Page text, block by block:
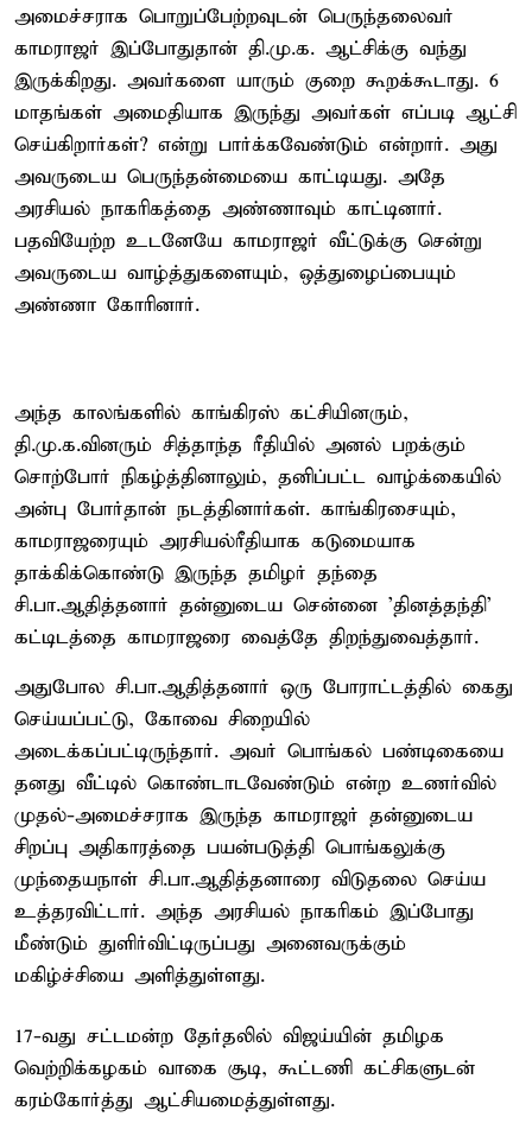
அமைச்சராக பொறுப்பேற்றவுடன் பெருந்தலைவர்
காமராஜர் இப்போதுதான் தி.மு.க. ஆட்சிக்கு வந்து
இருக்கிறது. அவர்களை யாரும் குறை கூறக்கூடாது. 6
மாதங்கள் அமைதியாக இருந்து அவர்கள் எப்படி ஆட்சி
செய்கிறார்கள்? என்று பார்க்கவேண்டும் என்றார். அது
அவருடைய பெருந்தன்மையை காட்டியது. அதே
அரசியல் நாகரிகத்தை அண்ணாவும் காட்டினார்.
பதவியேற்ற உடனேயே காமராஜர் வீட்டுக்கு சென்று
அவருடைய வாழ்த்துகளையும், ஒத்துழைப்பையும்
அண்ணா கோரினார்.
அந்த காலங்களில் காங்கிரஸ் கட்சியினரும்,
தி.மு.க.வினரும் சித்தாந்த ரீதியில் அனல் பறக்கும்
சொற்போர் நிகழ்த்தினாலும், தனிப்பட்ட வாழ்க்கையில்
அன்பு போர்தான் நடத்தினார்கள். காங்கிரசையும்,
காமராஜரையும் அரசியல்ரீதியாக கடுமையாக
தாக்கிக்கொண்டு இருந்த தமிழர் தந்தை
சி.பா.ஆதித்தனார் தன்னுடைய சென்னை 'தினத்தந்தி'
கட்டிடத்தை காமராஜரை வைத்தே திறந்துவைத்தார்.
அதுபோல சி.பா.ஆதித்தனார் ஒரு போராட்டத்தில் கைது
செய்யப்பட்டு, கோவை சிறையில்
அடைக்கப்பட்டிருந்தார். அவர் பொங்கல் பண்டிகையை
தனது வீட்டில் கொண்டாடவேண்டும் என்ற உணர்வில்
முதல்-அமைச்சராக இருந்த காமராஜர் தன்னுடைய
சிறப்பு அதிகாரத்தை பயன்படுத்தி பொங்கலுக்கு
முந்தையநாள் சி.பா.ஆதித்தனாரை விடுதலை செய்ய
உத்தரவிட்டார். அந்த அரசியல் நாகரிகம் இப்போது
மீண்டும் துளிர்விட்டிருப்பது அனைவருக்கும்
மகிழ்ச்சியை அளித்துள்ளது.
17-வது சட்டமன்ற தேர்தலில் விஜய்யின் தமிழக
வெற்றிக்கழகம் வாகை சூடி, கூட்டணி கட்சிகளுடன்
கரம்கோர்த்து ஆட்சியமைத்துள்ளது.